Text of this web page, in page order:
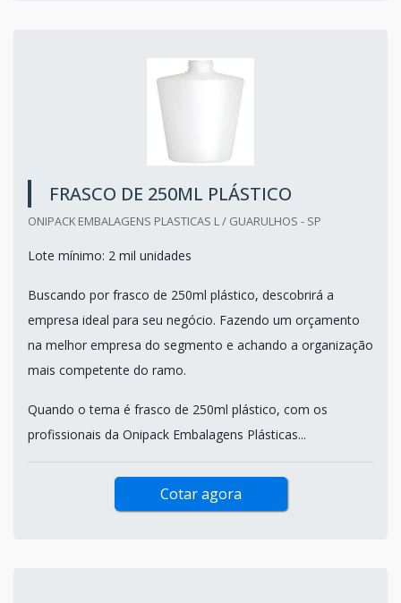
FRASCO DE 250ML PLÁSTICO
ONIPACK EMBALAGENS PLASTICAS L / GUARULHOS - SP
Lote mínimo: 2 mil unidades
Buscando por frasco de 250ml plástico, descobrirá a
empresa ideal para seu negócio. Fazendo um orçamento
na melhor empresa do segmento e achando a organização
mais competente do ramo.
Quando o tema é frasco de 250ml plástico, com os
profissionais da Onipack Embalagens Plásticas...
Cotar agora